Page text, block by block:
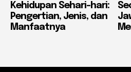
Kehidupan Sehari-hari:
Pengertian, Jenis, dan
Manfaatnya